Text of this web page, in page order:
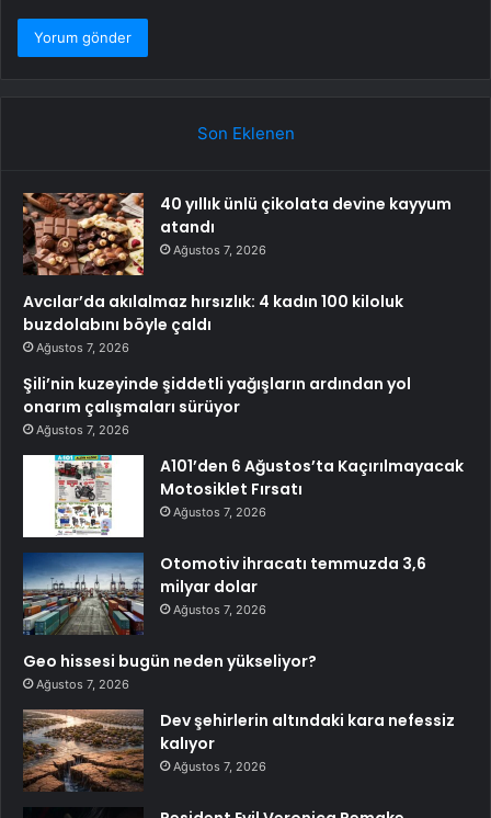
Son Eklenen
40 yıllık ünlü çikolata devine kayyum
atandı
Ağustos 7, 2026
Avcılar’da akılalmaz hırsızlık: 4 kadın 100 kiloluk
buzdolabını böyle çaldı
Ağustos 7, 2026
Şili’nin kuzeyinde şiddetli yağışların ardından yol
onarım çalışmaları sürüyor
Ağustos 7, 2026
A101’den 6 Ağustos’ta Kaçırılmayacak
Motosiklet Fırsatı
Ağustos 7, 2026
Otomotiv ihracatı temmuzda 3,6
milyar dolar
Ağustos 7, 2026
Geo hissesi bugün neden yükseliyor?
Ağustos 7, 2026
Dev şehirlerin altındaki kara nefessiz
kalıyor
Ağustos 7, 2026